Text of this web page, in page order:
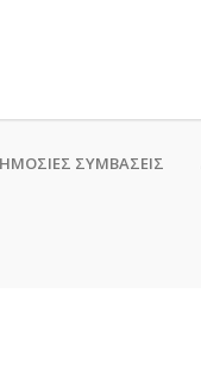
ΣΥΜΒΑΣΕΙΣ